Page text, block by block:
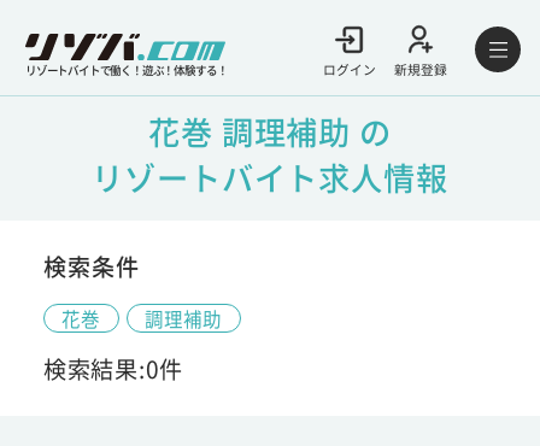
リゾートバイトで働く！遊ぶ！体験する！ ログイン 新規登録
花巻 調理補助 の
リゾートバイト求人情報
検索条件
花巻 調理補助
検索結果:0件